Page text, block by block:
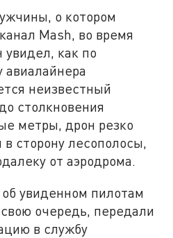
о котором
Mash, во время
увидел, как по
авиалайнера
неизвестный
столкновения
метры, дрон резко
сторону лесополосы,
от аэродрома.
увиденном пилотам
очередь, передали
в службу